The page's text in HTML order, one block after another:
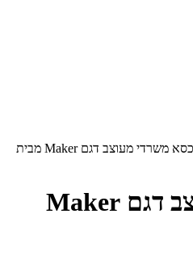
כסא משרדי מעוצב דגם Maker מבית
כסא משרדי מעוצב דגם Maker